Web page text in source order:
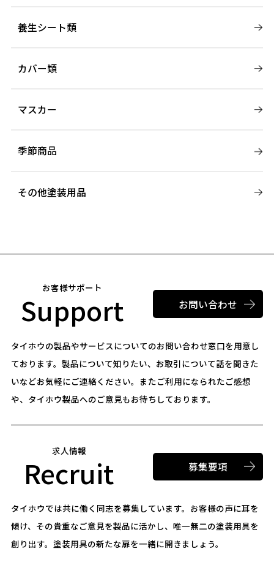
養生シート類
カバー類
マスカー
季節商品
その他塗装用品
お客様サポート
Support お問い合わせ
タイホウの製品やサービスについてのお問い合わせ窓口を用意し
ております。 製品について知りたい、お取引について話を聞きた
いなどお気軽にご連絡ください。 またご利用になられたご感想
や、タイホウ製品へのご意見もお待ちしております。
求人情報
Recruit 募集要項
タイホウでは共に働く同志を募集しています。 お客様の声に耳を
傾け、その貴重なご意見を製品に活かし、唯一無二の塗装用具を
創り出す。 塗装用具の新たな扉を一緒に開きましょう。